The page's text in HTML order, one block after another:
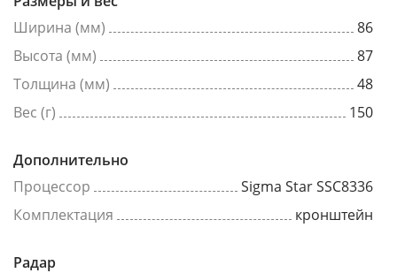
Ширина (мм)
86
Высота (мм)
87
Толщина (мм)
48
Вес (г)
150
Дополнительно
Процессор
Sigma Star SSC8336
Комплектация
кронштейн
Радар